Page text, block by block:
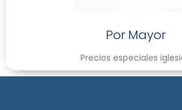
Por Mayor
Precios especiales